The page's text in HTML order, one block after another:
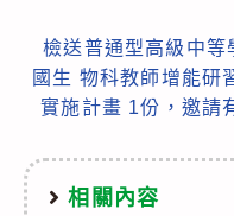
檢送普通型高級中
國生 物科教師增能研
實施計畫 1份，邀請
相關內容